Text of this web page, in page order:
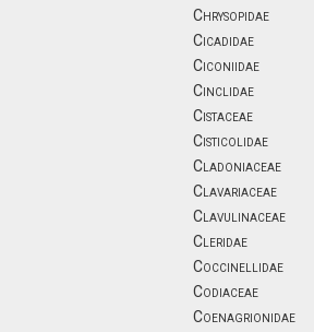
Chrysopidae
Cicadidae
Ciconiidae
Cinclidae
Cistaceae
Cisticolidae
Cladoniaceae
Clavariaceae
Clavulinaceae
Cleridae
Coccinellidae
Codiaceae
Coenagrionidae